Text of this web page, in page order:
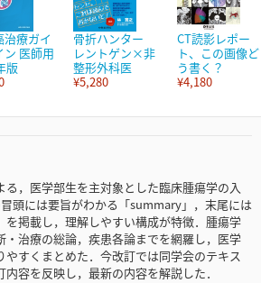
治療ガイ
ン 医師用
版
骨折ハンター
レントゲン×非
整形外科医
¥5,280
CT読影レポー
ト、この画像ど
う書く？
¥4,180
る，医学部生を主対象とした臨床腫瘍学の入
頭には要旨がわかる「summary」，末尾には
を掲載し，理解しやすい構成が特徴．腫瘍学
・治療の総論，疾患各論までを網羅し，医学
すくまとめた．今改訂では同学会のテキス
容を反映し，最新の内容を解説した．